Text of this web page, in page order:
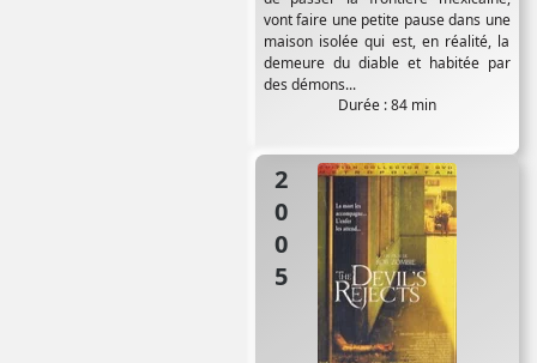
vont faire une petite pause dans une
maison isolée qui est, en réalité, la
demeure du diable et habitée par
des démons...
Durée : 84 min
2005